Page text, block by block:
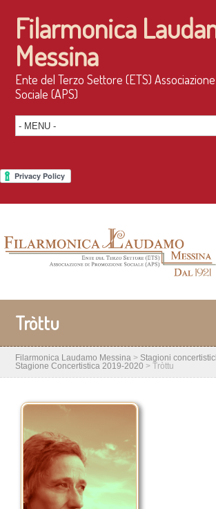
Filarmonica
Messina
Ente del Terzo Settore (ETS)
Sociale (APS)
Tròttu
Filarmonica Laudamo Messina > Stagioni
Stagione Concertistica 2019-2020 >Tròttu